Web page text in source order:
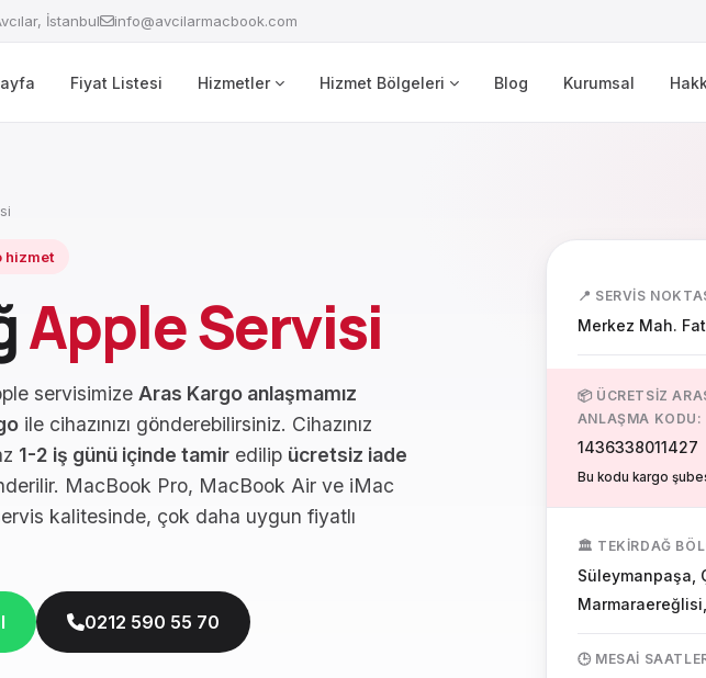
İstanbul info@avcilarmacbook.com
Fiyat Listesi Hizmetler Hizmet Bölgeleri Blog Kurumsal
hizmet
Apple Servisi
servisimize Aras Kargo anlaşmamız
ile cihazınızı gönderebilirsiniz. Cihazınız
1-2 iş günü içinde tamir edilip ücretsiz iade
MacBook Pro, MacBook Air ve iMac
kalitesinde, çok daha uygun fiyatlı
0212 590 55 70
📍 SERVIS
Merkez Mah.
📦 ÜCRETSIZ
ANLAŞMA KODU:
1436338011427
Bu kodu kargo
🏛️ TEKIRDAĞ
Süleymanpaşa,
🕒 MESAI